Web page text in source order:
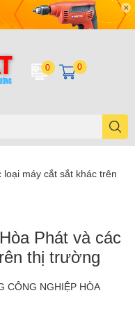
0 0
máy cắt sắt khác trên
Phát và các
thị trường
CÔNG NGHIỆP HÒA